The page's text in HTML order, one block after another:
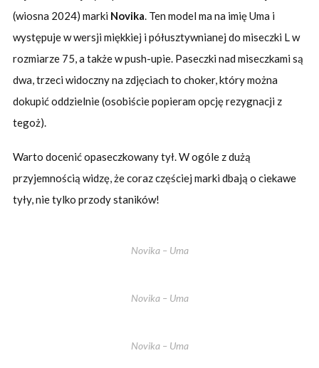
(wiosna 2024) marki Novika. Ten model ma na imię Uma i
występuje w wersji miękkiej i półusztywnianej do miseczki L w
rozmiarze 75, a także w push-upie. Paseczki nad miseczkami są
dwa, trzeci widoczny na zdjęciach to choker, który można
dokupić oddzielnie (osobiście popieram opcję rezygnacji z
tegoż).
Warto docenić opaseczkowany tył. W ogóle z dużą
przyjemnością widzę, że coraz częściej marki dbają o ciekawe
tyły, nie tylko przody staników!
Novika – Uma
Novika – Uma
Novika – Uma